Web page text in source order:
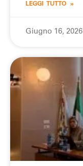
LEGGI TUTTO »
Giugno 16, 2026